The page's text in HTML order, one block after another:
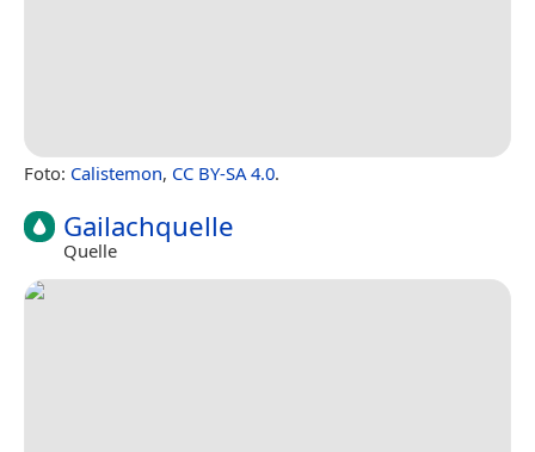
Foto: Calistemon, CC BY-SA 4.0.
Gailachquelle
Quelle